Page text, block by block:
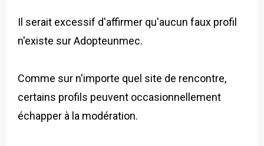
Il serait excessif d'affirmer qu'aucun faux profil
n'existe sur Adopteunmec.
Comme sur n'importe quel site de rencontre,
certains profils peuvent occasionnellement
échapper à la modération.